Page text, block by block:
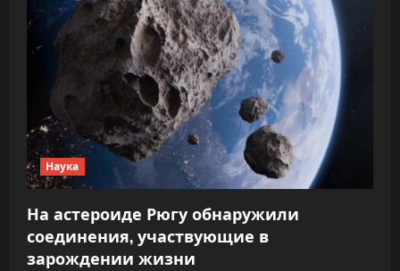
Наука
На астероиде Рюгу обнаружили
соединения, участвующие в
зарождении жизни